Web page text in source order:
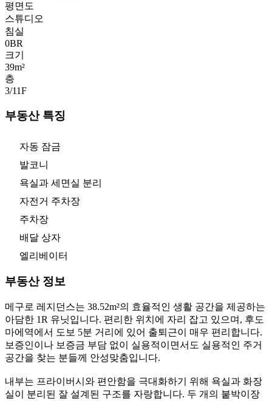
평면도
스튜디오
침실
0BR
크기
39m²
층
3/11F
부동산 특징
자동 잠금
발코니
욕실과 세면실 분리
자전거 주차장
주차장
배달 상자
엘리베이터
부동산 정보
메구로 레지던스는 38.52m²의 효율적인 생활 공간을 제공하는
아담한 1R 유닛입니다. 편리한 위치에 자리 잡고 있으며, 후도
마에역에서 도보 5분 거리에 있어 출퇴근이 매우 편리합니다.
보증인이나 보증금 부담 없이 실용적이면서도 실용적인 주거
공간을 찾는 분들께 안성맞춤입니다.
내부는 프라이버시와 편안함을 극대화하기 위해 욕실과 화장
실이 분리된 잘 설계된 구조를 자랑합니다. 두 개의 붙박이장